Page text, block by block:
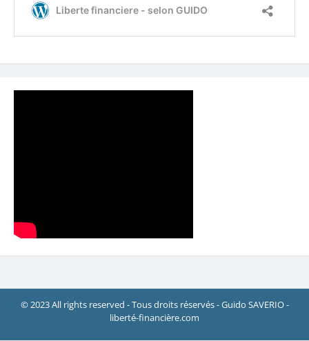
© 2023 All rights reserved - Tous droits réservés - Guido SAVERIO -
liberté-financière.com